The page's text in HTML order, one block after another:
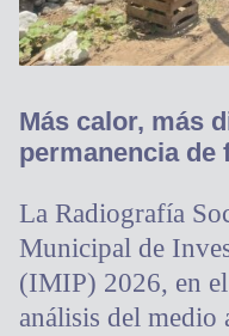
Más calor, más
permanencia de
La Radiografía
Municipal de
(IMIP) 2026, en
análisis del medio